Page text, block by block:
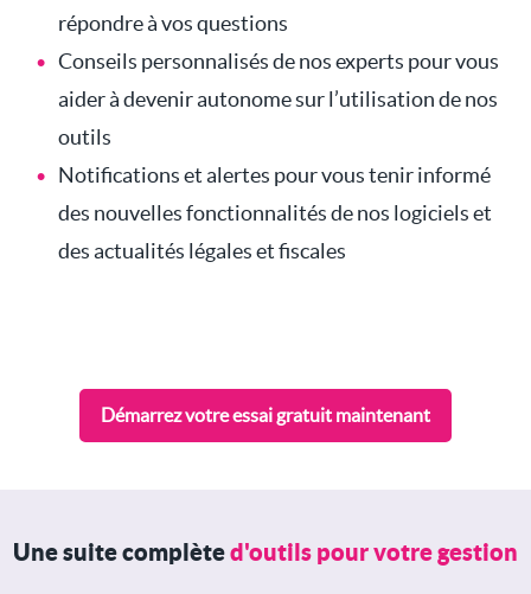
répondre à vos questions
Conseils personnalisés de nos experts pour vous
aider à devenir autonome sur l’utilisation de nos
outils
Notifications et alertes pour vous tenir informé
des nouvelles fonctionnalités de nos logiciels et
des actualités légales et fiscales
Démarrez votre essai gratuit maintenant
Une suite complèted'outils pour votre gestion